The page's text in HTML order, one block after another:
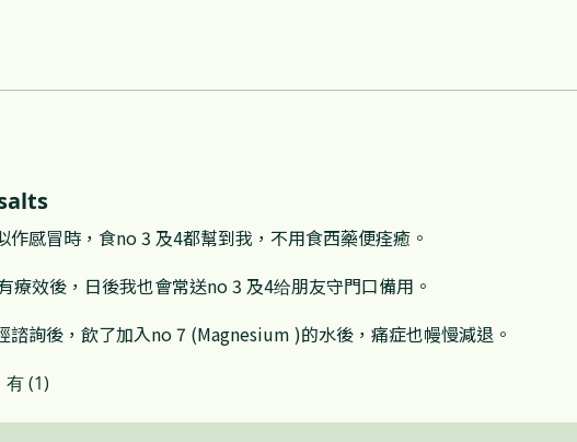
。
作感冒時，食no 3 及4都幫到我，不用食西藥便痊癒。
療效後，日後我也會常送no 3 及4给朋友守門口備用。
諮詢後，飲了加入no 7 (Magnesium )的水後，痛症也幔慢減退。
及指導怎樣服用mineral salts 去協助處理身體的各種不適。
有 (1)